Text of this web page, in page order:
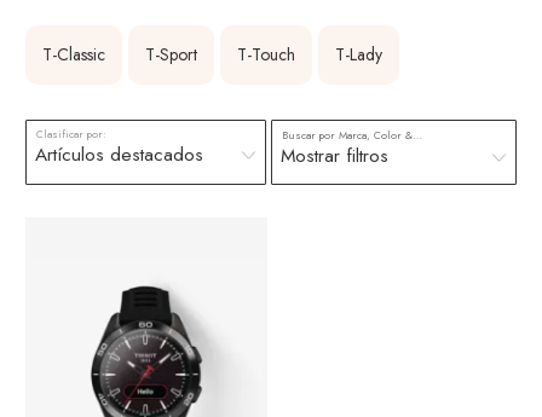
T-Classic T-Sport T-Touch T-Lady
Clasificar por: Buscar por Marca, Color & más
Mostrar filtros